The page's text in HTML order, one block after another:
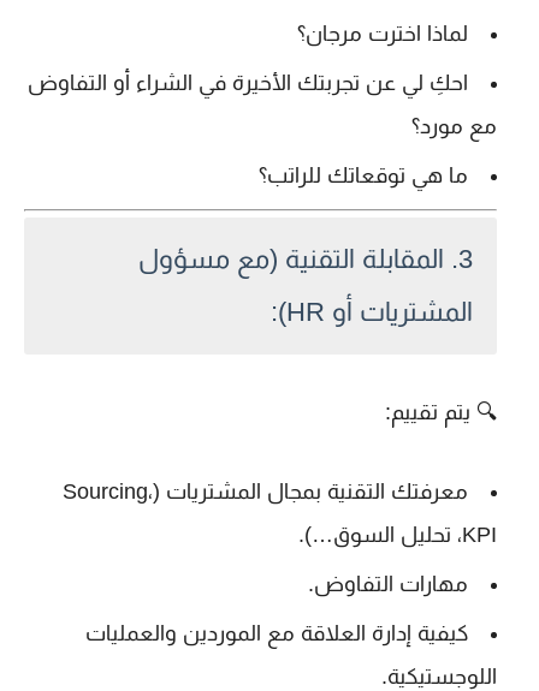
لماذا اخترت مرجان؟
احكِ لي عن تجربتك الأخيرة في الشراء أو التفاوض
مع مورد؟
ما هي توقعاتك للراتب؟
3. المقابلة التقنية (مع مسؤول
المشتريات أو HR):
🔍 يتم تقييم:
معرفتك التقنية
بمجال المشتريات (Sourcing،
KPI، تحليل السوق…).
مهارات التفاوض.
كيفية إدارة العلاقة مع الموردين والعمليات
اللوجستيكية.